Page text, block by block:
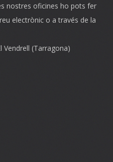
nostres oficines ho pots fer
electrònic o a través de la
Vendrell (Tarragona)